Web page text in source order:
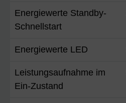
Energiewerte Standby-
Schnellstart
Energiewerte LED
Leistungsaufnahme im
Ein-Zustand